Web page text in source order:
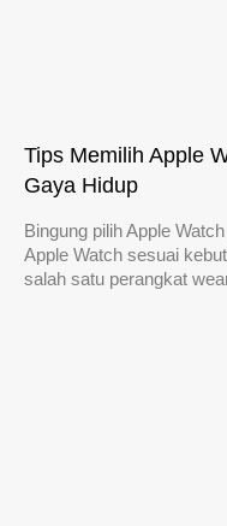
Tips Memilih Apple
Gaya Hidup
Bingung pilih Apple
Apple Watch sesuai
salah satu perangkat